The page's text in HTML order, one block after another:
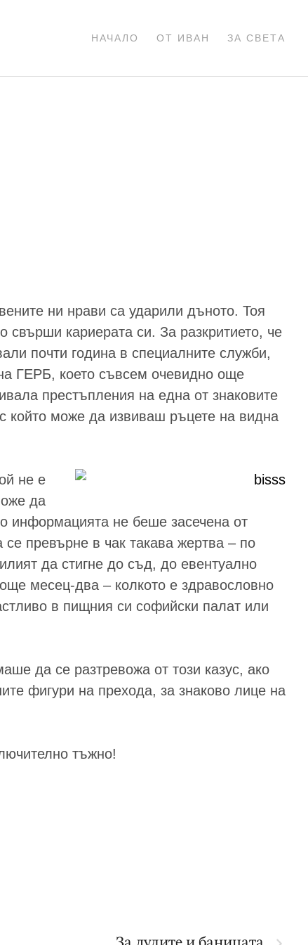
НАЧАЛО ОТ ИВАН ЗА СВЕТА
ни нрави са ударили дъното. Тоя
свърши кариерата си. За разкритието, че
почти година в специалните служби,
ГЕРБ, което съвсем очевидно още
престъпления на една от знаковите
който може да извиваш ръцете на видна
не е
да
информацията не беше засечена от
превърне в чак такава жертва – по
да стигне до съд, до евентуално
месец-два – колкото е здравословно
в пищния си софийски палат или
да се разтревожа от този казус, ако
фигури на прехода, за знаково лице на
тъжно!